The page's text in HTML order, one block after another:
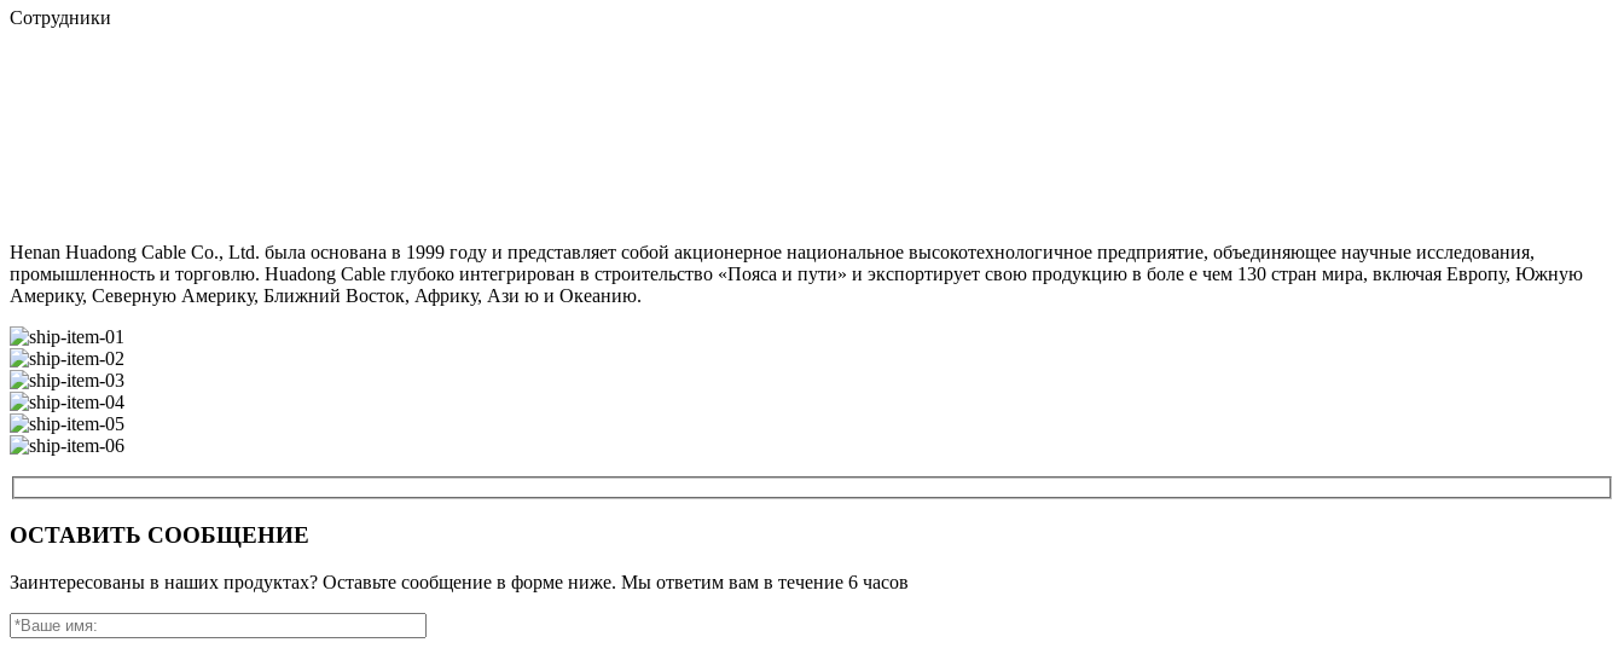
Сотрудники
Henan Huadong Cable Co., Ltd. была основана в 1999 году и представляет собой акционерное национальное высокотехнологичное предприятие, объединяющее научные исследования,
промышленность и торговлю. Huadong Cable глубоко интегрирован в строительство «Пояса и пути» и экспортирует свою продукцию в боле е чем 130 стран мира, включая Европу, Южную
Америку, Северную Америку, Ближний Восток, Африку, Ази ю и Океанию.
ОСТАВИТЬ СООБЩЕНИЕ
Заинтересованы в наших продуктах? Оставьте сообщение в форме ниже. Мы ответим вам в течение 6 часов